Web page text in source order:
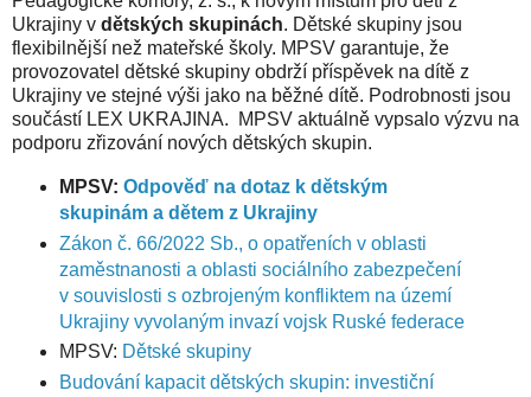
Ukrajiny v dětských skupinách. Dětské skupiny jsou
flexibilnější než mateřské školy. MPSV garantuje, že
provozovatel dětské skupiny obdrží příspěvek na dítě z
Ukrajiny ve stejné výši jako na běžné dítě. Podrobnosti jsou
součástí LEX UKRAJINA. MPSV aktuálně vypsalo výzvu na
podporu zřizování nových dětských skupin.
MPSV: Odpověď na dotaz k dětským
skupinám a dětem z Ukrajiny
Zákon č. 66/2022 Sb., o opatřeních v oblasti
zaměstnanosti a oblasti sociálního zabezpečení
v souvislosti s ozbrojeným konfliktem na území
Ukrajiny vyvolaným invazí vojsk Ruské federace
MPSV: Dětské skupiny
Budování kapacit dětských skupin: investiční